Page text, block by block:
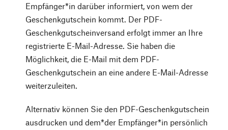
Empfänger*in darüber informiert, von wem der
Geschenkgutschein kommt. Der PDF-
Geschenkgutscheinversand erfolgt immer an Ihre
registrierte E-Mail-Adresse. Sie haben die
Möglichkeit, die E-Mail mit dem PDF-
Geschenkgutschein an eine andere E-Mail-Adresse
weiterzuleiten.
Alternativ können Sie den PDF-Geschenkgutschein
ausdrucken und dem*der Empfänger*in persönlich